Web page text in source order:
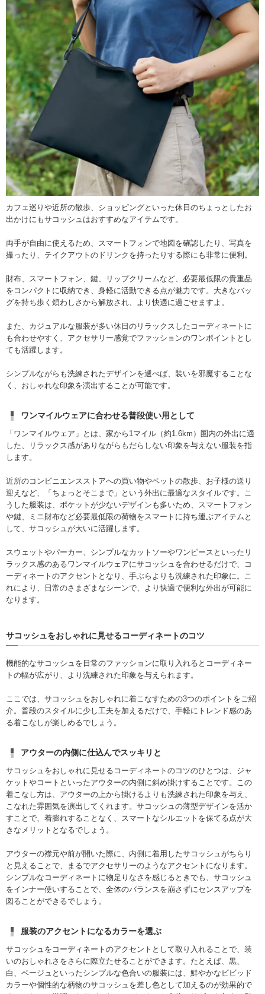
カフェ巡りや近所の散歩、ショッピングといった休日のちょっとしたお
出かけにもサコッシュはおすすめなアイテムです。
両手が自由に使えるため、スマートフォンで地図を確認したり、写真を
撮ったり、テイクアウトのドリンクを持ったりする際にも非常に便利。
財布、スマートフォン、鍵、リップクリームなど、必要最低限の貴重品
をコンパクトに収納でき、身軽に活動できる点が魅力です。大きなバッ
グを持ち歩く煩わしさから解放され、より快適に過ごせますよ。
また、カジュアルな服装が多い休日のリラックスしたコーディネートに
も合わせやすく、アクセサリー感覚でファッションのワンポイントとし
ても活躍します。
シンプルながらも洗練されたデザインを選べば、装いを邪魔することな
く、おしゃれな印象を演出することが可能です。
ワンマイルウェアに合わせる普段使い用として
「ワンマイルウェア」とは、家から1マイル（約1.6km）圏内の外出に適
した、リラックス感がありながらもだらしない印象を与えない服装を指
します。
近所のコンビニエンスストアへの買い物やペットの散歩、お子様の送り
迎えなど、「ちょっとそこまで」という外出に最適なスタイルです。こ
うした服装は、ポケットが少ないデザインも多いため、スマートフォン
や鍵、ミニ財布など必要最低限の荷物をスマートに持ち運ぶアイテムと
して、サコッシュが大いに活躍します。
スウェットやパーカー、シンプルなカットソーやワンピースといったリ
ラックス感のあるワンマイルウェアにサコッシュを合わせるだけで、コ
ーディネートのアクセントとなり、手ぶらよりも洗練された印象に。こ
れにより、日常のさまざまなシーンで、より快適で便利な外出が可能に
なります。
サコッシュをおしゃれに見せるコーディネートのコツ
機能的なサコッシュを日常のファッションに取り入れるとコーディネー
トの幅が広がり、より洗練された印象を与えられます。
ここでは、サコッシュをおしゃれに着こなすための3つのポイントをご紹
介。普段のスタイルに少し工夫を加えるだけで、手軽にトレンド感のあ
る着こなしが楽しめるでしょう。
アウターの内側に仕込んでスッキリと
サコッシュをおしゃれに見せるコーディネートのコツのひとつは、ジャ
ケットやコートといったアウターの内側に斜め掛けすることです。この
着こなし方は、アウターの上から掛けるよりも洗練された印象を与え、
こなれた雰囲気を演出してくれます。サコッシュの薄型デザインを活か
すことで、着膨れすることなく、スマートなシルエットを保てる点が大
きなメリットとなるでしょう。
アウターの襟元や前が開いた際に、内側に着用したサコッシュがちらり
と見えることで、まるでアクセサリーのようなアクセントになります。
シンプルなコーディネートに物足りなさを感じるときでも、サコッシュ
をインナー使いすることで、全体のバランスを崩さずにセンスアップを
図ることができるでしょう。
服装のアクセントになるカラーを選ぶ
サコッシュをコーディネートのアクセントとして取り入れることで、装
いのおしゃれさをさらに際立たせることができます。たとえば、黒、
白、ベージュといったシンプルな色合いの服装には、鮮やかなビビッド
カラーや個性的な柄物のサコッシュを差し色として加えるのが効果的で